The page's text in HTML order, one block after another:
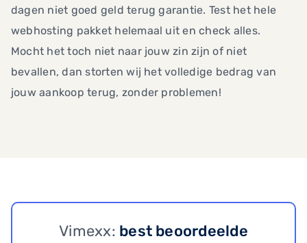
dagen niet goed geld terug garantie. Test het hele
webhosting pakket helemaal uit en check alles.
Mocht het toch niet naar jouw zin zijn of niet
bevallen, dan storten wij het volledige bedrag van
jouw aankoop terug, zonder problemen!
Vimexx: best beoordeelde